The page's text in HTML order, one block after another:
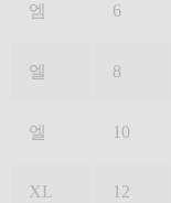
엠 6
엘 8
엘 10
XL 12